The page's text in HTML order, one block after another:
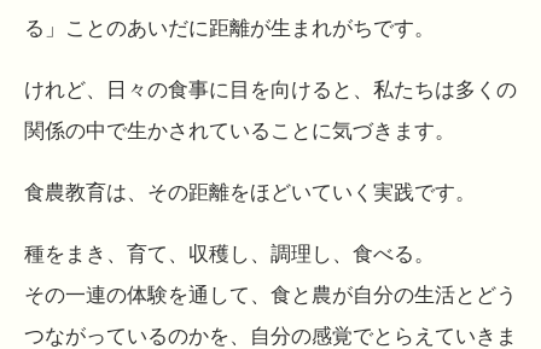
る」ことのあいだに距離が生まれがちです。
けれど、日々の食事に目を向けると、私たちは多くの
関係の中で生かされていることに気づきます。
食農教育は、その距離をほどいていく実践です。
種をまき、育て、収穫し、調理し、食べる。
その一連の体験を通して、食と農が自分の生活とどう
つながっているのかを、自分の感覚でとらえていきま